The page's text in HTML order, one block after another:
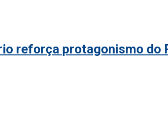
reforça protagonismo do